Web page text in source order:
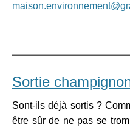
Sortie
Sont-ils déjà sortis ?
être sûr de ne pas se